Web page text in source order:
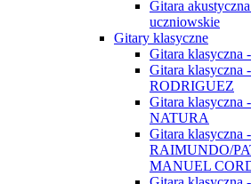
Gitara
uczniowskie
Gitary klasyczne
Gitara
Gitara
RODRIGUEZ
Gitara klasyczna
NATURA
Gitara klasyczna
RAIMUNDO/
MANUEL